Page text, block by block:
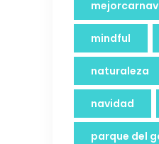
mindful
naturaleza
navidad
parque del